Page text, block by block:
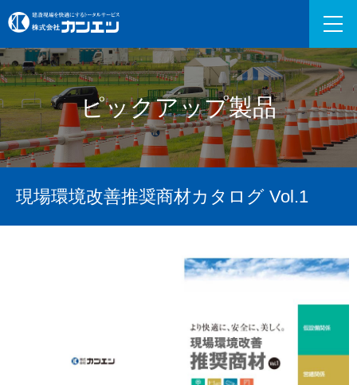
ピックアップ製品
現場環境改善推奨商材カタログ Vol.1